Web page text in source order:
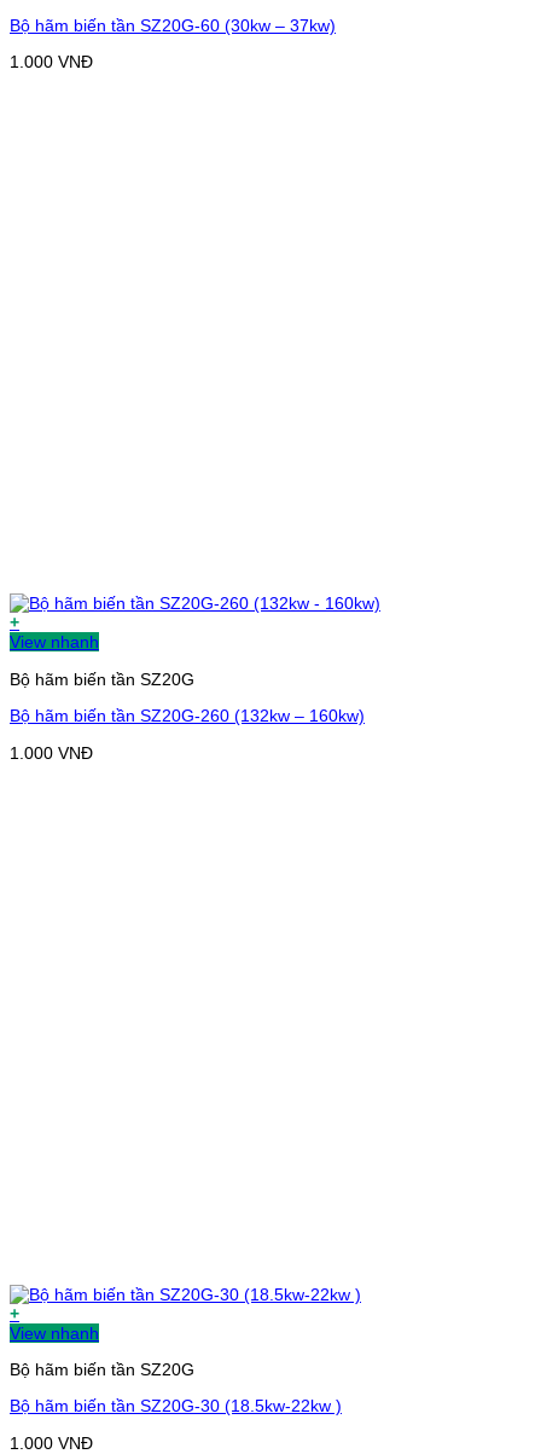
Bộ hãm biến tần SZ20G-60 (30kw – 37kw)
1.000 VNĐ
+
View nhanh
Bộ hãm biến tần SZ20G
Bộ hãm biến tần SZ20G-260 (132kw – 160kw)
1.000 VNĐ
+
View nhanh
Bộ hãm biến tần SZ20G
Bộ hãm biến tần SZ20G-30 (18.5kw-22kw )
1.000 VNĐ